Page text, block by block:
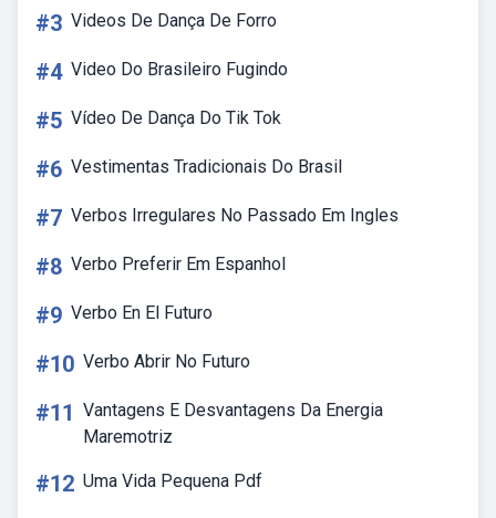
#3 Videos De Dança De Forro
#4 Video Do Brasileiro Fugindo
#5 Vídeo De Dança Do Tik Tok
#6 Vestimentas Tradicionais Do Brasil
#7 Verbos Irregulares No Passado Em Ingles
#8 Verbo Preferir Em Espanhol
#9 Verbo En El Futuro
#10 Verbo Abrir No Futuro
#11 Vantagens E Desvantagens Da Energia
Maremotriz
#12 Uma Vida Pequena Pdf